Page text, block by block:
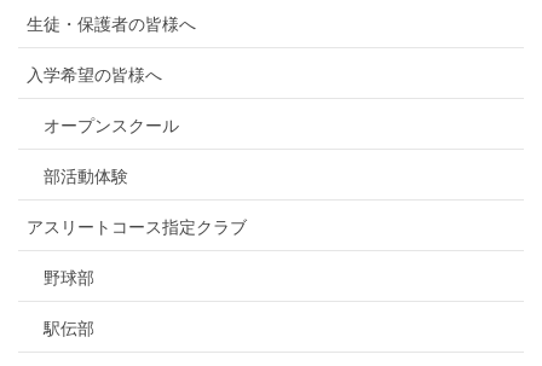
生徒・保護者の皆様へ
入学希望の皆様へ
オープンスクール
部活動体験
アスリートコース指定クラブ
野球部
駅伝部